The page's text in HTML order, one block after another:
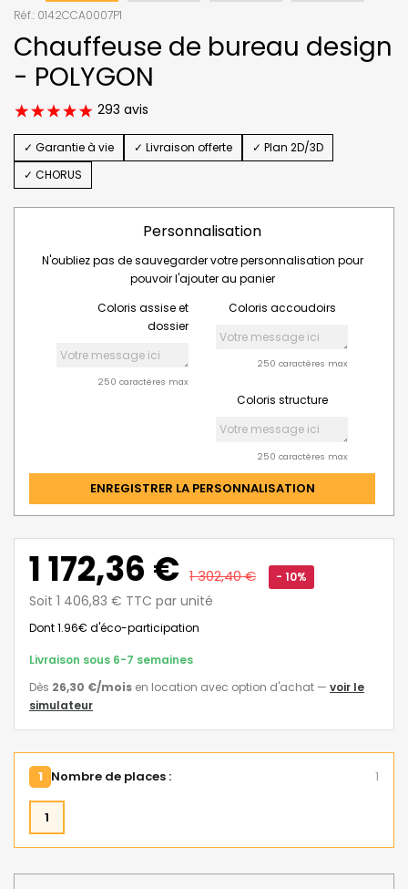
Réf.: 0142CCA0007P1
Chauffeuse de bureau design
- POLYGON
293 avis
✓ Garantie à vie ✓ Livraison offerte
✓ Plan 2D/3D
✓ CHORUS
Personnalisation
N'oubliez pas de sauvegarder votre personnalisation pour
pouvoir l'ajouter au panier
Coloris assise et
dossier
250 caractères max
Coloris accoudoirs
250 caractères max
Coloris structure
250 caractères max
ENREGISTRER LA PERSONNALISATION
1 172,36 € 1 302,40 € - 10%
Soit 1 406,83 € TTC par unité
Dont 1.96€ d'éco-participation
Livraison sous 6-7 semaines
Dès 26,30 €/mois en location avec option d'achat — voir le
simulateur
1 Nombre de places : 1
1